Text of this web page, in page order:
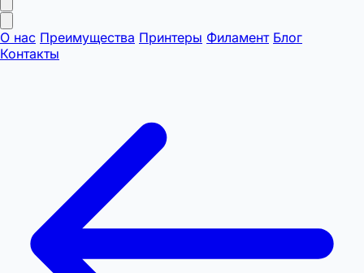
О нас Преимущества Принтеры Филамент Блог
Контакты